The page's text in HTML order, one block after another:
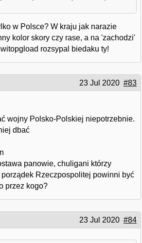
w Polsce? W kraju jak narazie
kolor skory czy rase, a na 'zachodzi'
rozsypal biedaku ty!
23 Jul 2020 #83
wojny Polsko-Polskiej niepotrzebnie.
dbać
panowie, chuligani którzy
Rzeczpospolitej powinni być
przez kogo?
23 Jul 2020 #84